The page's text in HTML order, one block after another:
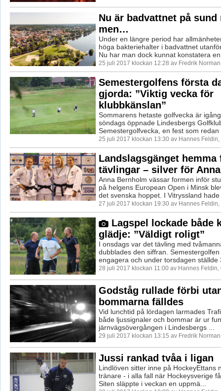
Nu är badvattnet på sund
men…
Under en längre period har
höga bakteriehalter i badvattnet
Nu har man dock kunnat konstatera
25 juli 2017 klockan 12:28 av Fredrik
Semestergolfens första
gjorda: ”Viktig vecka för
klubbkänslan”
Sommarens hetaste golfvecka är
söndags öppnade Lindesbergs
Semestergolfvecka, en fest som redan
25 juli 2017 klockan 13:30 av Hannes
Landslagsgänget hemma
tävlingar – silver för Anna
Anna Bernholm vässar formen inför
på helgens European Open i Minsk
det svenska hoppet. I Vitryssland hade
27 juli 2017 klockan 19:30 av Hannes
Lagspel lockade både
glädje: ”Väldigt roligt”
I onsdags var det tävling med
dubblades den siffran.
engagera och under torsdagen ställde
28 juli 2017 klockan 11:00 av Hannes
Godståg rullade förbi
bommarna fälldes
Vid lunchtid på lördagen larmades
både ljussignaler och bommar är ur
järnvägsövergången i Lindesbergs ...
29 juli 2017 klockan 13:15 av Fredrik
Jussi rankad tvåa i ligan
Lindlöven sitter inne på HockeyEttans
tränare - i alla fall när Hockeysverige
Siten släppte i veckan en uppmä...